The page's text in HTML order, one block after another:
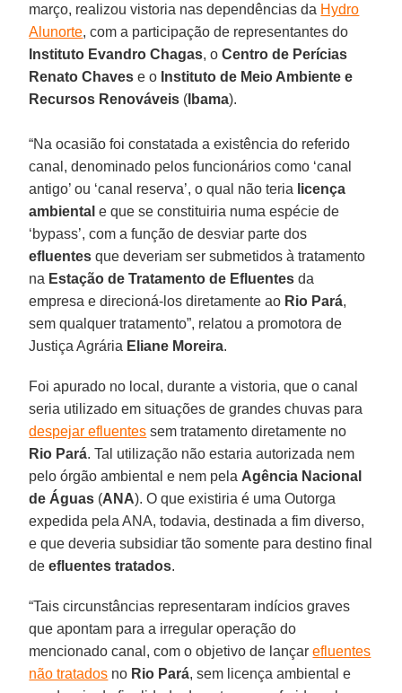
março, realizou vistoria nas dependências da Hydro
Alunorte, com a participação de representantes do
Instituto Evandro Chagas, o Centro de Perícias
Renato Chaves e o Instituto de Meio Ambiente e
Recursos Renováveis ( Ibama).
“Na ocasião foi constatada a existência do referido
canal, denominado pelos funcionários como ‘canal
antigo’ ou ‘canal reserva’, o qual não teria licença
ambiental e que se constituiria numa espécie de
‘bypass’, com a função de desviar parte dos
efluentes que deveriam ser submetidos à tratamento
na Estação de Tratamento de Efluentes da
empresa e direcioná-los diretamente ao Rio Pará,
sem qualquer tratamento”, relatou a promotora de
Justiça Agrária Eliane Moreira.
Foi apurado no local, durante a vistoria, que o canal
seria utilizado em situações de grandes chuvas para
despejar efluentes sem tratamento diretamente no
Rio Pará. Tal utilização não estaria autorizada nem
pelo órgão ambiental e nem pela Agência Nacional
de Águas (ANA). O que existiria é uma Outorga
expedida pela ANA, todavia, destinada a fim diverso,
e que deveria subsidiar tão somente para destino final
deefluentes tratados.
“Tais circunstâncias representaram indícios graves
que apontam para a irregular operação do
mencionado canal, com o objetivo de lançarefluentes
não tratados no Rio Pará, sem licença ambiental e